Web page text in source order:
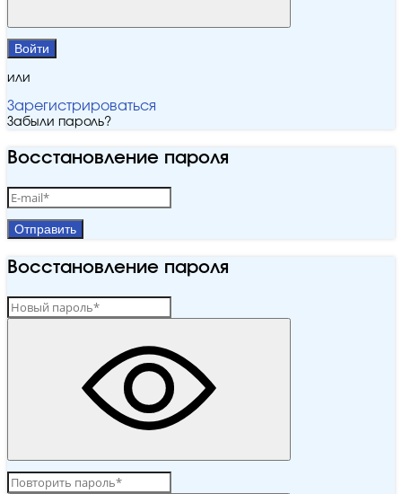
Войти
или
Зарегистрироваться
Забыли пароль?
Восстановление пароля
Отправить
Восстановление пароля